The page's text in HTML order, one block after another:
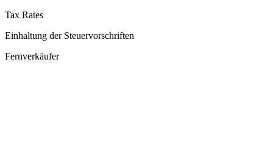
Tax Rates
Einhaltung der Steuervorschriften
Fernverkäufer